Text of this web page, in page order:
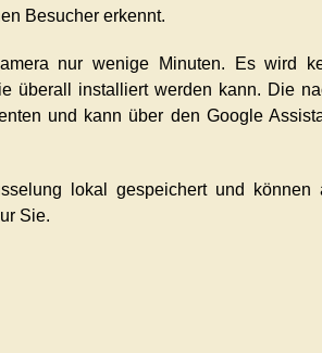
Besucher erkennt.
nur wenige Minuten. Es wird
überall installiert werden kann. Die
und kann über den Google
lokal gespeichert und können
Sie.